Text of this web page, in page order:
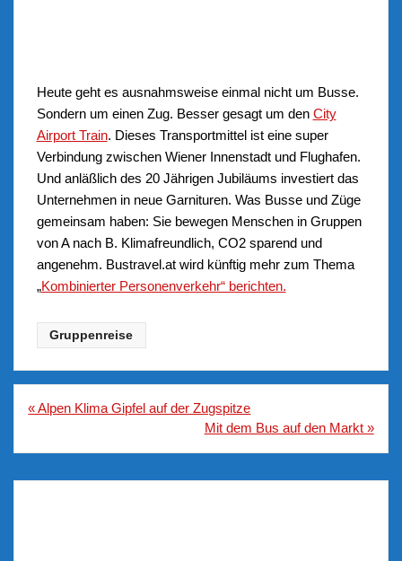
Heute geht es ausnahmsweise einmal nicht um Busse.
Sondern um einen Zug. Besser gesagt um den City
Airport Train. Dieses Transportmittel ist eine super
Verbindung zwischen Wiener Innenstadt und Flughafen.
Und anläßlich des 20 Jährigen Jubiläums investiert das
Unternehmen in neue Garnituren. Was Busse und Züge
gemeinsam haben: Sie bewegen Menschen in Gruppen
von A nach B. Klimafreundlich, CO2 sparend und
angenehm. Bustravel.at wird künftig mehr zum Thema
„Kombinierter Personenverkehr“ berichten.
Gruppenreise
Beitragsnavigation
« Alpen Klima Gipfel auf der Zugspitze
Mit dem Bus auf den Markt »